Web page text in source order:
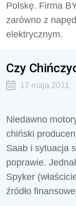
Polskę. Firma
zarówno z
elektrycznym.
Czy
17 maja 2011
Niedawno
chiński
Saab i sytuacja
poprawie.
Spyker
źródło